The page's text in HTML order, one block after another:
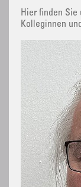
Hier finden Sie
Kolleginnen